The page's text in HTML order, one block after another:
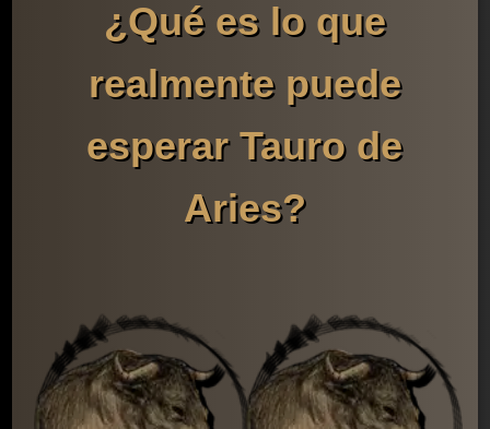
¿Qué es lo que
realmente puede
esperar Tauro de
Aries?